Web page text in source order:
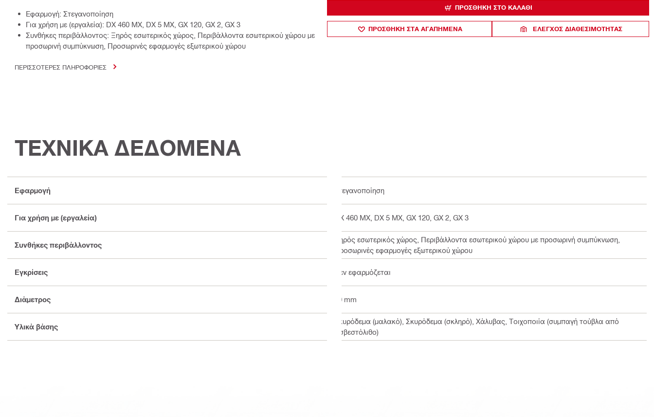
Εφαρμογή: Στεγανοποίηση
Για χρήση με (εργαλεία): DX 460 MX, DX 5 MX, GX 120, GX 2, GX 3
Συνθήκες περιβάλλοντος: Ξηρός εσωτερικός χώρος, Περιβάλλοντα εσωτερικού χώρου με
προσωρινή συμπύκνωση, Προσωρινές εφαρμογές εξωτερικού χώρου
ΠΕΡΙΣΣΟΤΕΡΕΣ ΠΛΗΡΟΦΟΡΙΕΣ
ΠΡΟΣΘΉΚΗ ΣΤΟ ΚΑΛΆΘΙ
ΠΡΟΣΘΗΚΗ ΣΤΑ ΑΓΑΠΗΜΕΝΑ ΈΛΕΓΧΟΣ ΔΙΑΘΕΣΙΜΌΤΗΤΑΣ
ΤΕΧΝΙΚΑ ΔΕΔΟΜΕΝΑ
Εφαρμογή Στεγανοποίηση
Για χρήση με (εργαλεία) DX 460 MX, DX 5 MX, GX 120, GX 2, GX 3
Συνθήκες περιβάλλοντος
Ξηρός εσωτερικός χώρος, Περιβάλλοντα εσωτερικού χώρου με προσωρινή συμπύκνωση,
Προσωρινές εφαρμογές εξωτερικού χώρου
Εγκρίσεις Δεν εφαρμόζεται
Διάμετρος 30 mm
Υλικά βάσης
Σκυρόδεμα (μαλακό), Σκυρόδεμα (σκληρό), Χάλυβας, Τοιχοποιία (συμπαγή τούβλα από
ασβεστόλιθο)